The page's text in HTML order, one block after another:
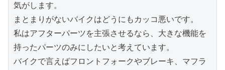
気がします。
まとまりがないバイクはどうにもカッコ悪いです。
私はアフターパーツを主張させるなら、大きな機能を
持ったパーツのみにしたいと考えています。
バイクで言えばフロントフォークやブレーキ、マフラ